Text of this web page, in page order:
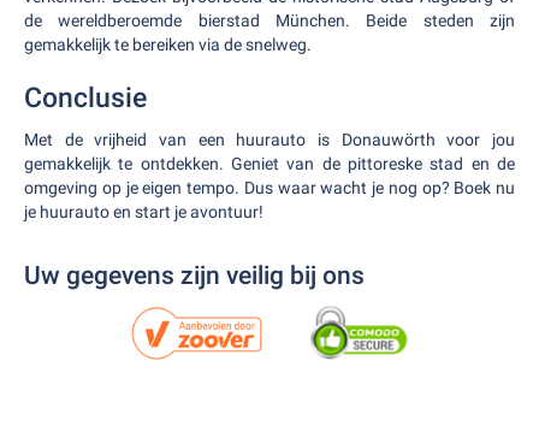
de wereldberoemde bierstad München. Beide steden zijn
gemakkelijk te bereiken via de snelweg.
Conclusie
Met de vrijheid van een huurauto is Donauwörth voor jou
gemakkelijk te ontdekken. Geniet van de pittoreske stad en de
omgeving op je eigen tempo. Dus waar wacht je nog op? Boek nu
je huurauto en start je avontuur!
Uw gegevens zijn veilig bij ons